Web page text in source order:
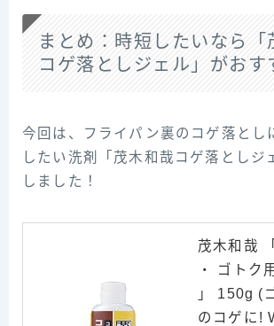
まとめ：時短したいなら「
コゲ落としジェル」がおす
今回は、フライパン裏のコゲ落とし
したい洗剤「茂木和哉コゲ落としジ
しました！
茂木和哉
・ ゴトク
」 150g (
のコゲに!